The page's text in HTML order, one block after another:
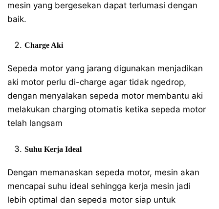
mesin yang bergesekan dapat terlumasi dengan
baik.
Charge Aki
Sepeda motor yang jarang digunakan menjadikan
aki motor perlu di-charge agar tidak ngedrop,
dengan menyalakan sepeda motor membantu aki
melakukan charging otomatis ketika sepeda motor
telah langsam
Suhu Kerja Ideal
Dengan memanaskan sepeda motor, mesin akan
mencapai suhu ideal sehingga kerja mesin jadi
lebih optimal dan sepeda motor siap untuk